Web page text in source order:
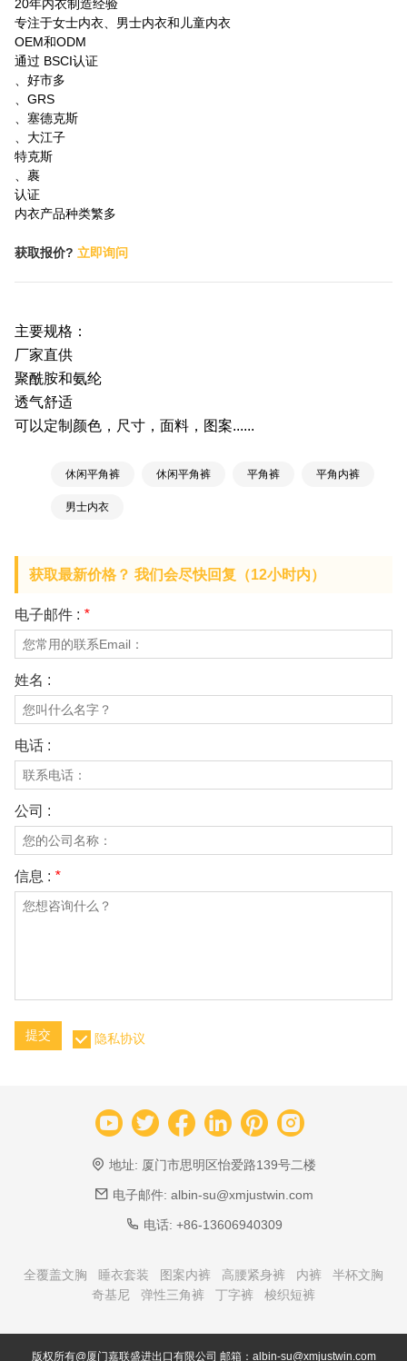
20年内衣制造经验
专注于女士内衣、男士内衣和儿童内衣
OEM和ODM
通过 BSCI认证
、好市多
、GRS
、塞德克斯
、大江子
特克斯
、裹
认证
内衣产品种类繁多
获取报价? 立即询问
主要规格：
厂家直供
聚酰胺和氨纶
透气舒适
可以定制颜色，尺寸，面料，图案......
休闲平角裤 休闲平角裤 平角裤 平角内裤
男士内衣
获取最新价格？ 我们会尽快回复（12小时内）
电子邮件 : *
姓名 :
电话 :
公司 :
信息 : *
提交 隐私协议
地址: 厦门市思明区怡爱路139号二楼
电子邮件: albin-su@xmjustwin.com
电话: +86-13606940309
全覆盖文胸 睡衣套装 图案内裤 高腰紧身裤 内裤
半杯文胸
奇基尼
弹性三角裤 丁字裤 梭织短裤
版权所有@厦门嘉联盛进出口有限公司 邮箱：albin-su@xmjustwin.com